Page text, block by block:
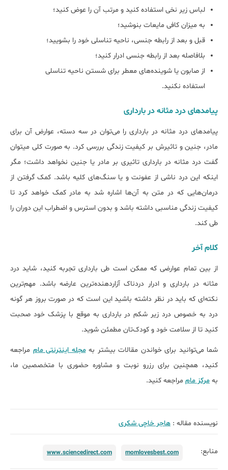
لباس زیر نخی استفاده کنید و مرتب آن را عوض کنید؛
به میزان کافی مایعات بنوشید؛
قبل و بعد از رابطه جنسی، ناحیه تناسلی خود را بشویید؛
بلافاصله بعد از رابطه جنسی ادرار کنید؛
از صابون یا شوینده‌های معطر برای شستن ناحیه تناسلی
استفاده نکنید.
پیامد‌های درد مثانه در بارداری
پیامدهای درد مثانه در بارداری را می‌توان در سه دسته، عوارض آن برای
مادر، جنین و تاثیرش بر کیفیت زندگی بررسی کرد. به صورت کلی می‎توان
گفت درد مثانه در بارداری تاثیری بر مادر یا جنین نخواهد داشت؛ مگر
اینکه این درد ناشی از عفونت و یا سنگ‌های کلیه باشد. کمک گرفتن از
درمان‌هایی که در متن به آن‌ها اشاره شد به مادر کمک خواهد کرد تا
کیفیت زندگی مناسبی داشته باشد و بدون استرس و اضطراب این دوران را
طی کند.
کلام آخر
از بین تمام عوارضی که ممکن است طی بارداری تجربه کنید، شاید درد
مثانه در بارداری و ادرار دردناک آزاردهنده‌ترین عارضه باشد. مهم‌ترین
نکته‌ای که باید در نظر داشته باشید این است که در صورت بروز هر گونه
درد به خصوص درد زیر شکم در بارداری به موقع با پزشک خود صحبت
کنید تا از سلامت خود و کودک‌تان مطمئن شوید.
شما می‌توانید برای خواندن مقالات بیشتر بهمجله اینترنتی مام مراجعه
کنید، همچنین برای رزرو نوبت و مشاوره حضوری با متخصصین ما،
به مرکز مام مراجعه کنید.
نویسنده مقاله : هاجر خاچی شکری
منابع: momlovesbest.com
www.sciencedirect.com